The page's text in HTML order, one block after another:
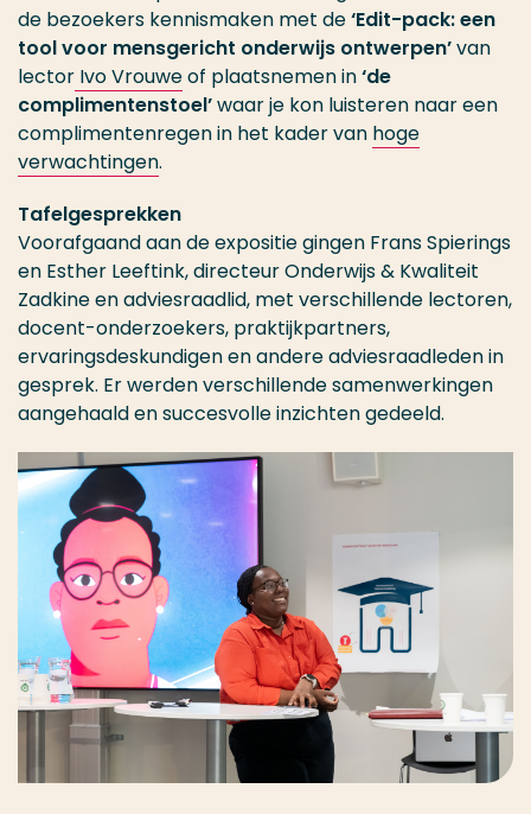
de bezoekers kennismaken met de‘Edit-pack: een
tool voor mensgericht onderwijs ontwerpen’van
lector Ivo Vrouweof plaatsnemen in‘de
complimentenstoel’waar je kon luisteren naar een
complimentenregen in het kader van hoge
verwachtingen.
Tafelgesprekken
Voorafgaand aan de expositie gingen Frans Spierings
en Esther Leeftink, directeur Onderwijs & Kwaliteit
Zadkine en adviesraadlid, met verschillende lectoren,
docent-onderzoekers, praktijkpartners,
ervaringsdeskundigen en andere adviesraadleden in
gesprek. Er werden verschillende samenwerkingen
aangehaald en succesvolle inzichten gedeeld.